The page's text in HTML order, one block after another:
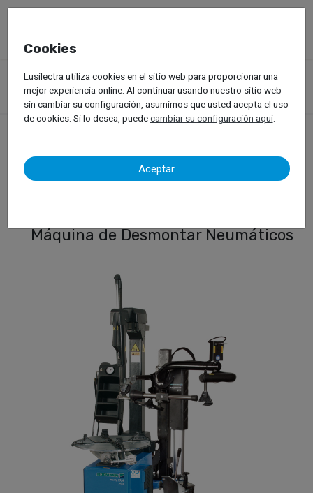
Productos Equipos de Taller
Servicio de llantas
Vehículos Ligeros
Desmontadora de Neumáticos
Hofmann – Monty 3550 Plus
Hofmann – Monty 3550
Máquina de Desmontar Neumáticos
Cookies
Lusilectra utiliza cookies en el sitio web para proporcionar una
mejor experiencia online. Al continuar usando nuestro sitio web
sin cambiar su configuración, asumimos que usted acepta el uso
de cookies. Si lo desea, puedecambiar su configuración aquí.
Aceptar